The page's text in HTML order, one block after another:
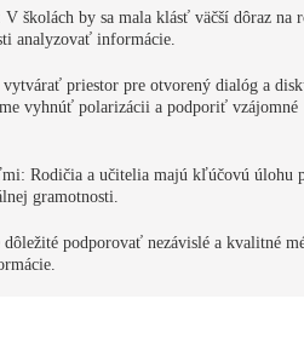
školách by sa mala klásť väčší dôraz na
analyzovať informácie.
vytvárať priestor pre otvorený dialóg a
vyhnúť polarizácii a podporiť vzájomné
Rodičia a učitelia majú kľúčovú úlohu
gramotnosti.
podporovať nezávislé a kvalitné